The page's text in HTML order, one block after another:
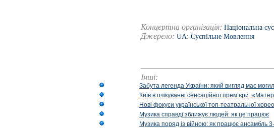
Концертна організація: Національна
Джерело: UA: Суспільне Мовлення
Інші:
Забута легенда України: який вигляд має
Київ в очікуванні сенсаційної прем’єри:
Нові фокуси української топ-театральної
Музика справді зближує людей: як це працює
Музика поряд із війною: як працює ансамбль